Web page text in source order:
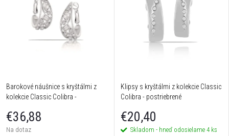
Barokové náušnice s kryštálmi z
kolekcie Classic Colibra -
€36,88
Na dotaz
Klipsy s kryštálmi z kolekcie Classic
Colibra - postriebrené
€20,40
Skladom - hneď odosielame 4 ks